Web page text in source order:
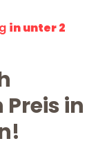
in unter 2
in